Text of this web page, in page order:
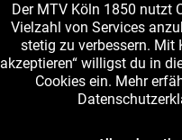
Der MTV Köln 1850 nutzt
Vielzahl von Services
stetig zu verbessern. Mit
akzeptieren“ willigst du in
Cookies ein. Mehr